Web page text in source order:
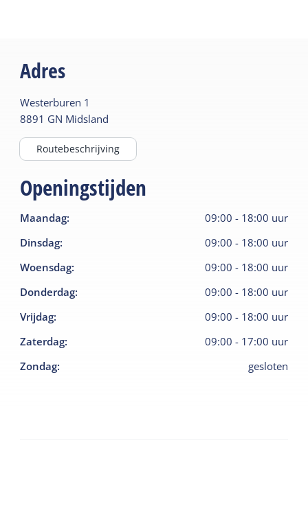
Adres
Westerburen 1
8891 GN Midsland
Routebeschrijving
Openingstijden
Maandag: 09:00 - 18:00 uur
Dinsdag: 09:00 - 18:00 uur
Woensdag: 09:00 - 18:00 uur
Donderdag: 09:00 - 18:00 uur
Vrijdag: 09:00 - 18:00 uur
Zaterdag: 09:00 - 17:00 uur
Zondag: gesloten